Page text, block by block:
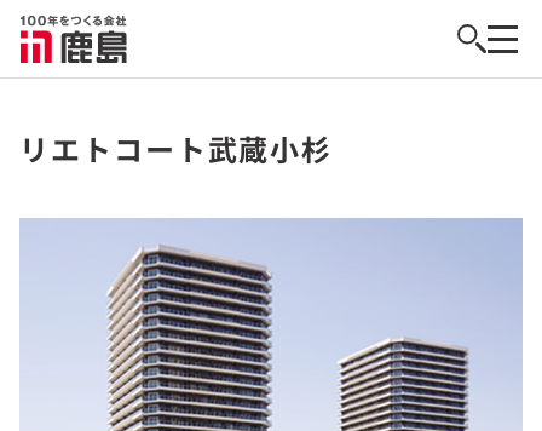
リエトコート武蔵小杉